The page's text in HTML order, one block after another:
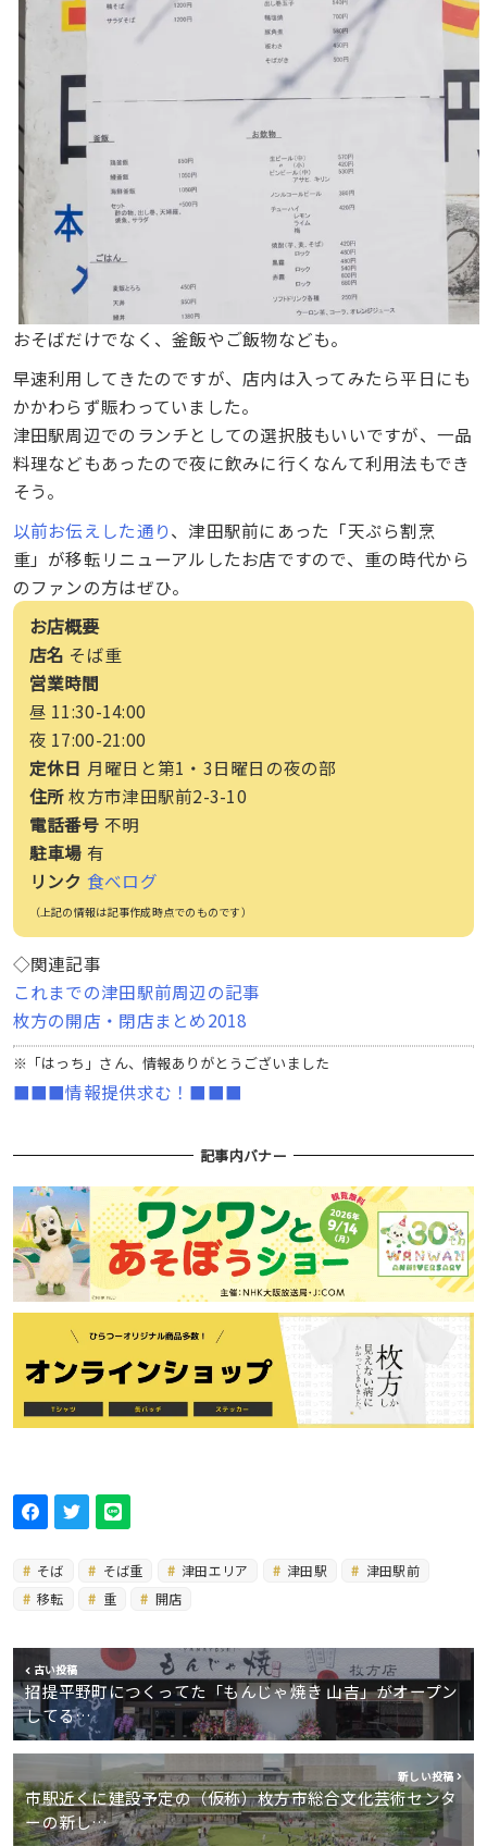
おそばだけでなく、釜飯やご飯物なども。
早速利用してきたのですが、店内は入ってみたら平日にも
かかわらず賑わっていました。
津田駅周辺でのランチとしての選択肢もいいですが、一品
料理などもあったので夜に飲みに行くなんて利用法もでき
そう。
以前お伝えした通り、津田駅前にあった「天ぷら割烹
重」が移転リニューアルしたお店ですので、重の時代から
のファンの方はぜひ。
お店概要
店名 そば重
営業時間
昼 11:30-14:00
夜 17:00-21:00
定休日 月曜日と第1・3日曜日の夜の部
住所枚方市津田駅前2-3-10
電話番号 不明
駐車場 有
リンク 食べログ
（上記の情報は記事作成時点でのものです）
◇関連記事
これまでの津田駅前周辺の記事
枚方の開店・閉店まとめ2018
※「はっち」さん、情報ありがとうございました
■■■情報提供求む！■■■
記事内バナー
そば そば重 津田エリア 津田駅
津田駅前
移転
重 開店
古い投稿
招提平野町につくってた「もんじゃ焼き 山吉」がオープン
してる…
新しい投稿
市駅近くに建設予定の（仮称）枚方市総合文化芸術センタ
ーの新し…